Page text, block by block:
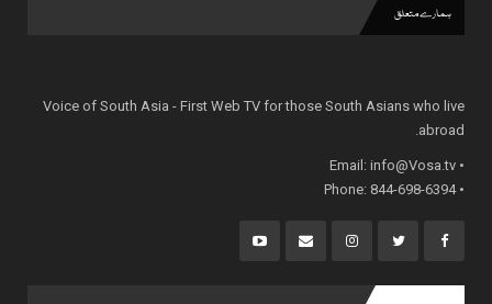
ہمارے متعلق
Voice of South Asia - First Web TV for those South Asians who live
abroad.
• Email:
info@Vosa.tv
• Phone: 844-698-6394